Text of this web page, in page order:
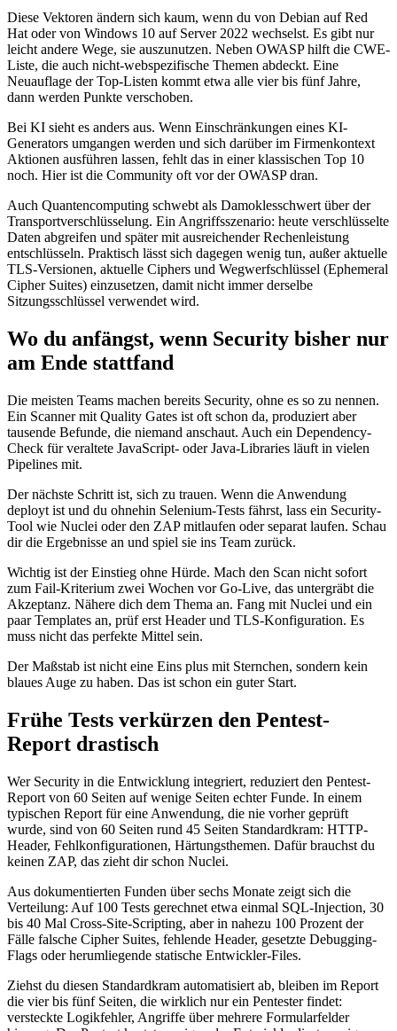
Diese Vektoren ändern sich kaum, wenn du von Debian auf Red
Hat oder von Windows 10 auf Server 2022 wechselst. Es gibt nur
leicht andere Wege, sie auszunutzen. Neben OWASP hilft die CWE-
Liste, die auch nicht-webspezifische Themen abdeckt. Eine
Neuauflage der Top-Listen kommt etwa alle vier bis fünf Jahre,
dann werden Punkte verschoben.
Bei KI sieht es anders aus. Wenn Einschränkungen eines KI-
Generators umgangen werden und sich darüber im Firmenkontext
Aktionen ausführen lassen, fehlt das in einer klassischen Top 10
noch. Hier ist die Community oft vor der OWASP dran.
Auch Quantencomputing schwebt als Damoklesschwert über der
Transportverschlüsselung. Ein Angriffsszenario: heute verschlüsselte
Daten abgreifen und später mit ausreichender Rechenleistung
entschlüsseln. Praktisch lässt sich dagegen wenig tun, außer aktuelle
TLS-Versionen, aktuelle Ciphers und Wegwerfschlüssel (Ephemeral
Cipher Suites) einzusetzen, damit nicht immer derselbe
Sitzungsschlüssel verwendet wird.
Wo du anfängst, wenn Security bisher nur
am Ende stattfand
Die meisten Teams machen bereits Security, ohne es so zu nennen.
Ein Scanner mit Quality Gates ist oft schon da, produziert aber
tausende Befunde, die niemand anschaut. Auch ein Dependency-
Check für veraltete JavaScript- oder Java-Libraries läuft in vielen
Pipelines mit.
Der nächste Schritt ist, sich zu trauen. Wenn die Anwendung
deployt ist und du ohnehin Selenium-Tests fährst, lass ein Security-
Tool wie Nuclei oder den ZAP mitlaufen oder separat laufen. Schau
dir die Ergebnisse an und spiel sie ins Team zurück.
Wichtig ist der Einstieg ohne Hürde. Mach den Scan nicht sofort
zum Fail-Kriterium zwei Wochen vor Go-Live, das untergräbt die
Akzeptanz. Nähere dich dem Thema an. Fang mit Nuclei und ein
paar Templates an, prüf erst Header und TLS-Konfiguration. Es
muss nicht das perfekte Mittel sein.
Der Maßstab ist nicht eine Eins plus mit Sternchen, sondern kein
blaues Auge zu haben. Das ist schon ein guter Start.
Frühe Tests verkürzen den Pentest-
Report drastisch
Wer Security in die Entwicklung integriert, reduziert den Pentest-
Report von 60 Seiten auf wenige Seiten echter Funde. In einem
typischen Report für eine Anwendung, die nie vorher geprüft
wurde, sind von 60 Seiten rund 45 Seiten Standardkram: HTTP-
Header, Fehlkonfigurationen, Härtungsthemen. Dafür brauchst du
keinen ZAP, das zieht dir schon Nuclei.
Aus dokumentierten Funden über sechs Monate zeigt sich die
Verteilung: Auf 100 Tests gerechnet etwa einmal SQL-Injection, 30
bis 40 Mal Cross-Site-Scripting, aber in nahezu 100 Prozent der
Fälle falsche Cipher Suites, fehlende Header, gesetzte Debugging-
Flags oder herumliegende statische Entwickler-Files.
Ziehst du diesen Standardkram automatisiert ab, bleiben im Report
die vier bis fünf Seiten, die wirklich nur ein Pentester findet:
versteckte Logikfehler, Angriffe über mehrere Formularfelder